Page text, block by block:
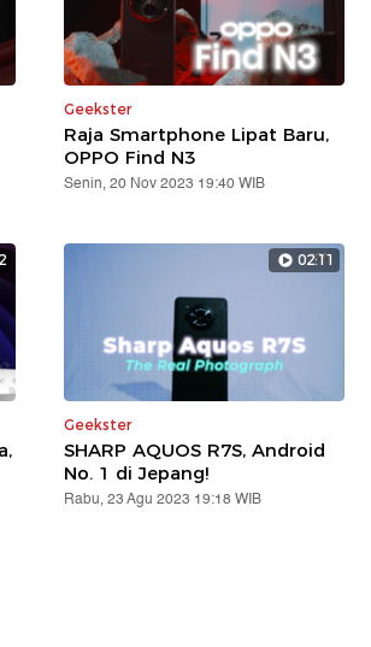
Geekster
Raja Smartphone Lipat Baru,
OPPO Find N3
Senin, 20 Nov 2023 19:40 WIB
02:11
Geekster
SHARP AQUOS R7S, Android
No. 1 di Jepang!
Rabu, 23 Agu 2023 19:18 WIB